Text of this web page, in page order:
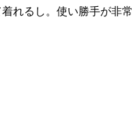
れるし。使い勝手が非常